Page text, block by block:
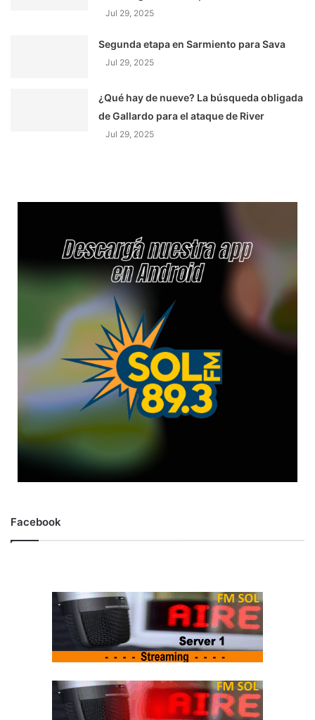
Jul 29, 2025
Segunda etapa en Sarmiento para Sava
Jul 29, 2025
¿Qué hay de nueve? La búsqueda obligada
de Gallardo para el ataque de River
Jul 29, 2025
Facebook